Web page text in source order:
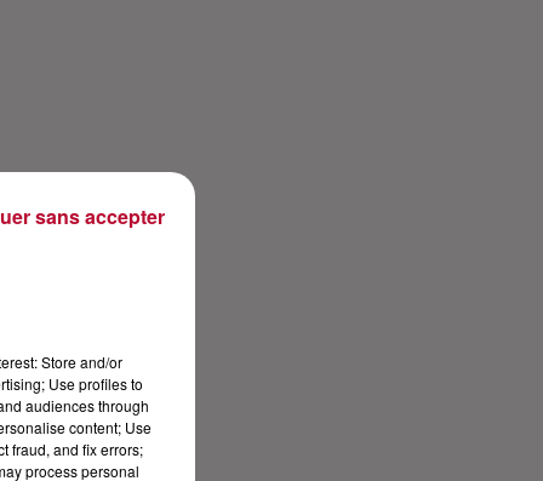
Store and/or
Use profiles to
audiences through
content; Use
fraud, and fix errors;
process personal
sans accepter